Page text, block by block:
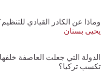
وماذا عن الكادر القيادي
يحيى بستان
الدولة التي جعلت العاصفة
تكسب تركيا؟